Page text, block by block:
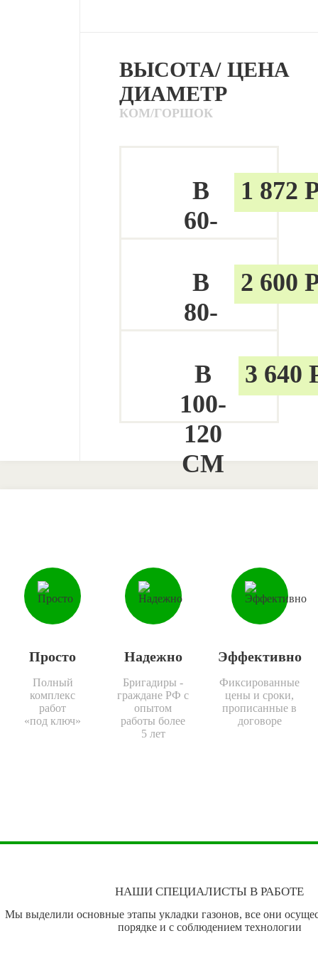
ВЫСОТА/
ДИАМЕТР
КОМ/ГОРШОК
ЦЕНА
В
60-
СМ
1 872
В
80-
СМ
2 600
В
100-
120
СМ
3 640
Просто
Полный
комплекс
работ
«под ключ»
Надежно
Бригадиры -
граждане РФ с
опытом
работы более
5 лет
Эффективно
Фиксированные
цены и сроки,
прописанные в
договоре
НАШИ СПЕЦИАЛИСТЫ В РАБОТЕ
Мы выделили основные этапы укладки газонов, все они
порядке и с соблюдением технологии